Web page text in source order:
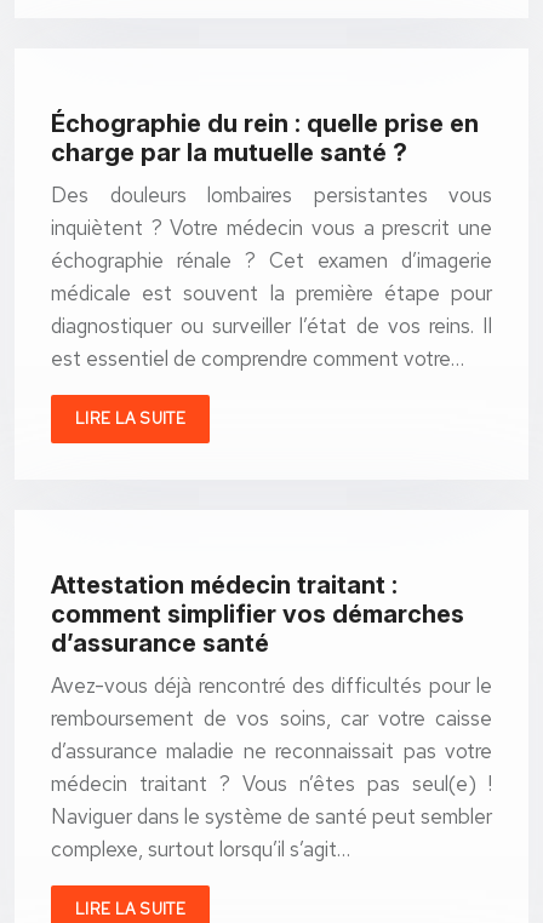
Échographie du rein : quelle prise en
charge par la mutuelle santé ?
Des douleurs lombaires persistantes vous
inquiètent ? Votre médecin vous a prescrit une
échographie rénale ? Cet examen d’imagerie
médicale est souvent la première étape pour
diagnostiquer ou surveiller l’état de vos reins. Il
est essentiel de comprendre comment votre…
LIRE LA SUITE
Attestation médecin traitant :
comment simplifier vos démarches
d’assurance santé
Avez-vous déjà rencontré des difficultés pour le
remboursement de vos soins, car votre caisse
d’assurance maladie ne reconnaissait pas votre
médecin traitant ? Vous n’êtes pas seul(e) !
Naviguer dans le système de santé peut sembler
complexe, surtout lorsqu’il s’agit…
LIRE LA SUITE